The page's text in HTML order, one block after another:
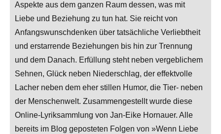
Aspekte aus dem ganzen Raum dessen, was mit
Liebe und Beziehung zu tun hat. Sie reicht von
Anfangswunschdenken über tatsächliche Verliebtheit
und erstarrende Beziehungen bis hin zur Trennung
und dem Danach. Erfüllung steht neben vergeblichem
Sehnen, Glück neben Niederschlag, der effektvolle
Lacher neben dem eher stillen Humor, die Tier- neben
der Menschenwelt. Zusammengestellt wurde diese
Online-Lyriksammlung von Jan-Eike Hornauer. Alle
bereits im Blog geposteten Folgen von »Wenn Liebe